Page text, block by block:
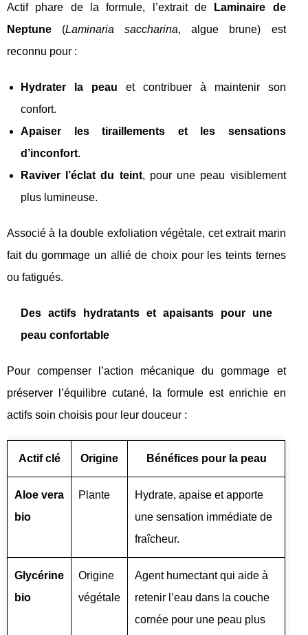
Actif phare de la formule, l’extrait de
Laminaire de
Neptune (Laminaria saccharina, algue brune) est
reconnu pour :
Hydrater la peau et contribuer à maintenir son
confort.
Apaiser les tiraillements et les sensations
d’inconfort.
Raviver l’éclat du teint, pour une peau visiblement
plus lumineuse.
Associé à la double exfoliation végétale, cet extrait marin
fait du gommage un allié de choix pour les teints ternes
ou fatigués.
Des actifs hydratants et apaisants pour une
peau confortable
Pour compenser l’action mécanique du gommage et
préserver l’équilibre cutané, la formule est enrichie en
actifs soin choisis pour leur douceur :
Actif clé Origine Bénéfices pour la peau
Aloe vera
bio
Plante
Hydrate, apaise et apporte
une sensation immédiate de
fraîcheur.
Glycérine
bio
Origine
végétale
Agent humectant qui aide à
retenir l’eau dans la couche
cornée pour une peau plus